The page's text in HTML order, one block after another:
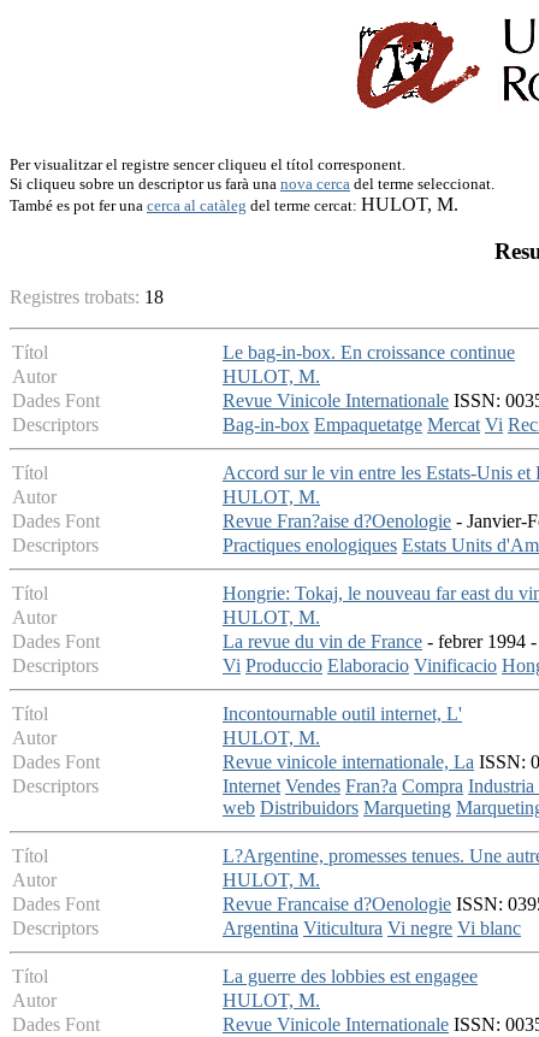
Per visualitzar el registre sencer cliqueu el títol corresponent.
Si cliqueu sobre un descriptor us farà una nova cerca del terme seleccionat.
També es pot fer una cerca al catàleg del terme cercat: HULOT, M.
Registres trobats: 18
Títol
Le bag-in-box. En croissance continue
Autor
HULOT, M.
Dades Font
Revue Vinicole Internationale ISSN:
Descriptors
Bag-in-box Empaquetatge Mercat Vi
Títol
Accord sur le vin entre les Estats-Unis
Autor
HULOT, M.
Dades Font
Revue Fran?aise d?Oenologie - Janvier-
Descriptors
Practiques enologiques Estats Units
Títol
Hongrie: Tokaj, le nouveau far east du
Autor
HULOT, M.
Dades Font
La revue du vin de France - febrer 1994
Descriptors
Vi Produccio Elaboracio Vinificacio
Títol
Incontournable outil internet, L'
Autor
HULOT, M.
Dades Font
Revue vinicole internationale, La ISSN:
Descriptors
Internet Vendes Fran?a Compra
web Distribuidors Marqueting
Títol
L?Argentine, promesses tenues. Une
Autor
HULOT, M.
Dades Font
Revue Francaise d?Oenologie ISSN:
Descriptors
Argentina Viticultura Vi negre Vi blanc
Títol
La guerre des lobbies est engagee
Autor
HULOT, M.
Dades Font
Revue Vinicole Internationale ISSN: